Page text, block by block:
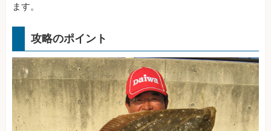
ます。
攻略のポイント